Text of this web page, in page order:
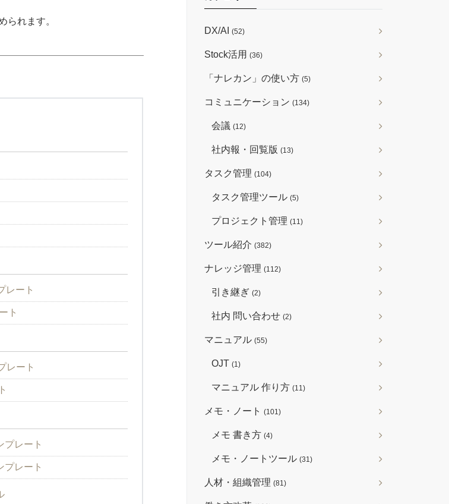
られます。
レート
ト
レート
プレート
プレート
DX/AI (52)
Stock活用 (36)
「ナレカン」の使い方 (5)
コミュニケーション (134)
会議 (12)
社内報・回覧版 (13)
タスク管理 (104)
タスク管理ツール (5)
プロジェクト管理 (11)
ツール紹介 (382)
ナレッジ管理 (112)
引き継ぎ (2)
社内 問い合わせ (2)
マニュアル (55)
OJT (1)
マニュアル 作り方 (11)
メモ・ノート (101)
メモ 書き方 (4)
メモ・ノートツール (31)
人材・組織管理 (81)